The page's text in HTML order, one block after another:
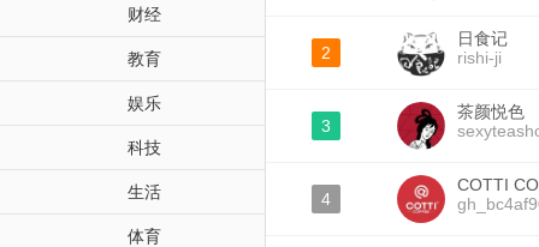
财经
教育
娱乐
科技
生活
体育
2
日食记
rishi-ji
3
茶颜悦色
4
COTTI